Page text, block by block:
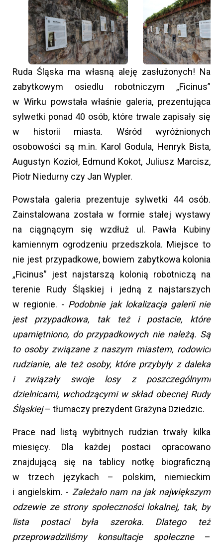
Ruda Śląska ma własną aleję zasłużonych! Na
zabytkowym osiedlu robotniczym „Ficinus”
w Wirku powstała właśnie galeria, prezentująca
sylwetki ponad 40 osób, które trwale zapisały się
w historii miasta. Wśród wyróżnionych
osobowości są m.in. Karol Godula, Henryk Bista,
Augustyn Kozioł, Edmund Kokot, Juliusz Marcisz,
Piotr Niedurny czy Jan Wypler.
Powstała galeria prezentuje sylwetki 44 osób.
Zainstalowana została w formie stałej wystawy
na ciągnącym się wzdłuż ul. Pawła Kubiny
kamiennym ogrodzeniu przedszkola. Miejsce to
nie jest przypadkowe, bowiem zabytkowa kolonia
„Ficinus” jest najstarszą kolonią robotniczą na
terenie Rudy Śląskiej i jedną z najstarszych
w regionie. - Podobnie jak lokalizacja galerii nie
jest przypadkowa, tak też i postacie, które
upamiętniono, do przypadkowych nie należą. Są
to osoby związane z naszym miastem, rodowici
rudzianie, ale też osoby, które przybyły z daleka
i związały swoje losy z poszczególnymi
dzielnicami, wchodzącymi w skład obecnej Rudy
Śląskiej– tłumaczy prezydent Grażyna Dziedzic.
Prace nad listą wybitnych rudzian trwały kilka
miesięcy. Dla każdej postaci opracowano
znajdującą się na tablicy notkę biograficzną
w trzech językach – polskim, niemieckim
i angielskim. - Zależało nam na jak największym
odzewie ze strony społeczności lokalnej, tak, by
lista postaci była szeroka. Dlatego też
przeprowadziliśmy konsultacje społeczne –